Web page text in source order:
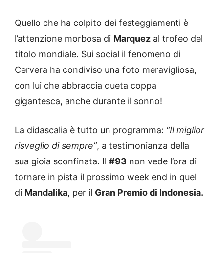
Quello che ha colpito dei festeggiamenti è
l’attenzione morbosa di Marquez al trofeo del
titolo mondiale. Sui social il fenomeno di
Cervera ha condiviso una foto meravigliosa,
con lui che abbraccia queta coppa
gigantesca, anche durante il sonno!
La didascalia è tutto un programma: “Il miglior
risveglio di sempre”, a testimonianza della
sua gioia sconfinata. Il #93 non vede l’ora di
tornare in pista il prossimo week end in quel
di Mandalika, per il Gran Premio di Indonesia.